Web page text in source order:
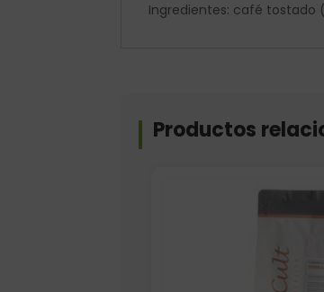
Ingredientes: café tostado
Productos
Elige: Peso/formato